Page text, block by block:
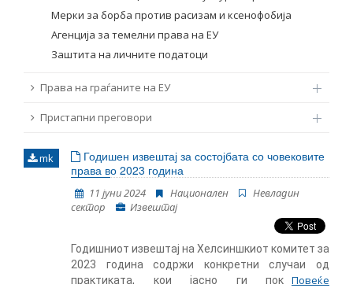
Мерки за борба против расизам и ксенофобија
Агенција за темелни права на ЕУ
Заштита на личните податоци
Права на граѓаните на ЕУ
Пристапни преговори
mk
Годишен извештај за состојбата со човековите
права во 2023 година
11 јуни 2024 Национален
Невладин
сектор
Извештај
Годишниот извештај на Хелсиншкиот комитет за
2023 година содржи конкретни случаи од
практиката, кои јасно ги покажуваат
Повеќе